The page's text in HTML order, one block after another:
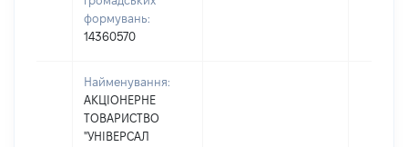
формувань:
14360570
Найменування:
АКЦІОНЕРНЕ
ТОВАРИСТВО
"УНІВЕРСАЛ